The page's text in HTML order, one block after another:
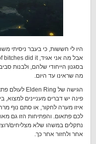
בסגנון הייחודי שלהם, ולבנות
מה שראינו עד היום.
איזו מערה לחקור, או סתם נוף
נתקלים במשהו שלא מצליחים/
אחר ולחזור אחר כך.